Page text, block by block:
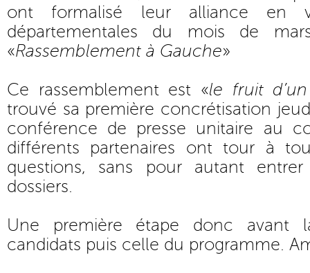
ont formalisé leur alliance en
départementales du mois de
«Rassemblement à Gauche»
Ce rassemblement est «le fruit
trouvé sa première concrétisation
conférence de presse unitaire au
différents partenaires ont tour à
questions, sans pour autant
dossiers.
Une première étape donc avant
candidats puis celle du programme.